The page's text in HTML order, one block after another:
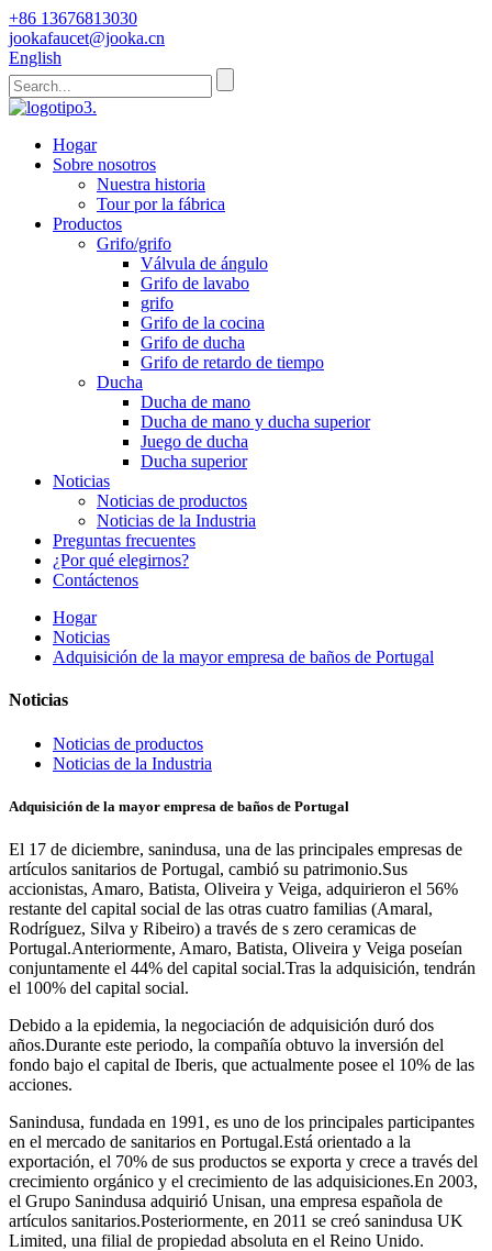
+86 13676813030
jookafaucet@jooka.cn
English
Hogar
Sobre nosotros
Nuestra historia
Tour por la fábrica
Productos
Grifo/grifo
Válvula de ángulo
Grifo de lavabo
grifo
Grifo de la cocina
Grifo de ducha
Grifo de retardo de tiempo
Ducha
Ducha de mano
Ducha de mano y ducha superior
Juego de ducha
Ducha superior
Noticias
Noticias de productos
Noticias de la Industria
Preguntas frecuentes
¿Por qué elegirnos?
Contáctenos
Hogar
Noticias
Adquisición de la mayor empresa de baños de Portugal
Noticias
Noticias de productos
Noticias de la Industria
Adquisición de la mayor empresa de baños de Portugal
El 17 de diciembre, sanindusa, una de las principales empresas de
artículos sanitarios de Portugal, cambió su patrimonio.Sus
accionistas, Amaro, Batista, Oliveira y Veiga, adquirieron el 56%
restante del capital social de las otras cuatro familias (Amaral,
Rodríguez, Silva y Ribeiro) a través de s zero ceramicas de
Portugal.Anteriormente, Amaro, Batista, Oliveira y Veiga poseían
conjuntamente el 44% del capital social.Tras la adquisición, tendrán
el 100% del capital social.
Debido a la epidemia, la negociación de adquisición duró dos
años.Durante este periodo, la compañía obtuvo la inversión del
fondo bajo el capital de Iberis, que actualmente posee el 10% de las
acciones.
Sanindusa, fundada en 1991, es uno de los principales participantes
en el mercado de sanitarios en Portugal.Está orientado a la
exportación, el 70% de sus productos se exporta y crece a través del
crecimiento orgánico y el crecimiento de las adquisiciones.En 2003,
el Grupo Sanindusa adquirió Unisan, una empresa española de
artículos sanitarios.Posteriormente, en 2011 se creó sanindusa UK
Limited, una filial de propiedad absoluta en el Reino Unido.